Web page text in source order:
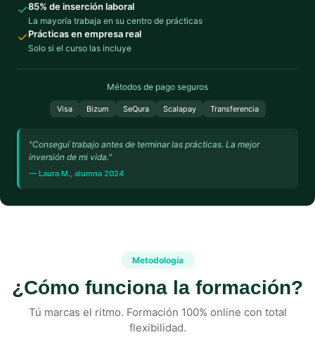
✓85% de inserción laboral
La mayoría trabaja en su centro de prácticas
✓Prácticas en empresa real
Solo si el curso las incluye
Métodos de pago seguros
Visa Bizum SeQura Scalapay Transferencia
"Conseguí trabajo antes de terminar las prácticas. La mejor
inversión de mi vida."
— Laura M., alumna 2024
Metodología
¿Cómo funciona la formación?
Tú marcas el ritmo. Formación 100% online con total
flexibilidad.